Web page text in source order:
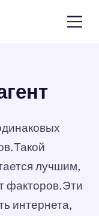
лучшим,
факторов.Эти
интернета,